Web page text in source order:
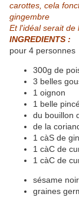
carottes, cela
gingembre
Et l'idéal serait de
INGREDIENTS :
pour 4 personnes
300g de
3 belles
1 oignon
1 belle
du bouillon
de la
1 càS de
1 càC de
1 càC de
sésame noir
graines